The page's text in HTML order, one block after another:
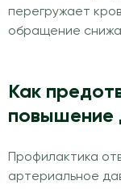
перегружает
обращение
Как
повышение
Профилактика
артериальное